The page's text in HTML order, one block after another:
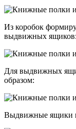
Из коробок
выдвижных ящиков:
Для выдвижных
образом:
Выдвижные ящики